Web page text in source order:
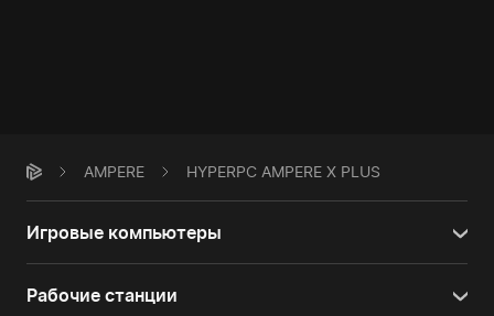
AMPERE HYPERPC AMPERE X PLUS
Игровые компьютеры
Рабочие станции